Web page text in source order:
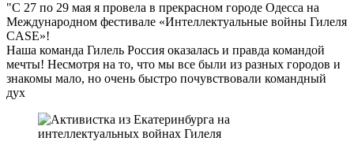
"С 27 по 29 мая я провела в прекрасном городе Одесса на
Международном фестивале «Интеллектуальные войны Гилеля
CASE»!
Наша команда Гилель Россия оказалась и правда командой
мечты! Несмотря на то, что мы все были из разных городов и
знакомы мало, но очень быстро почувствовали командный
дух